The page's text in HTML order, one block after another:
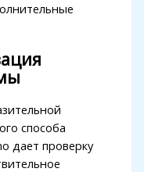
способа
дает проверку